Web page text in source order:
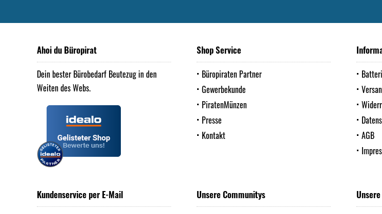
Ahoi du Büropirat
Dein bester Bürobedarf Beutezug in den
Weiten des Webs.
Shop Service
Büropiraten Partner
Gewerbekunde
PiratenMünzen
Presse
Kontakt
AGB
Kundenservice per E-Mail Unsere Communitys